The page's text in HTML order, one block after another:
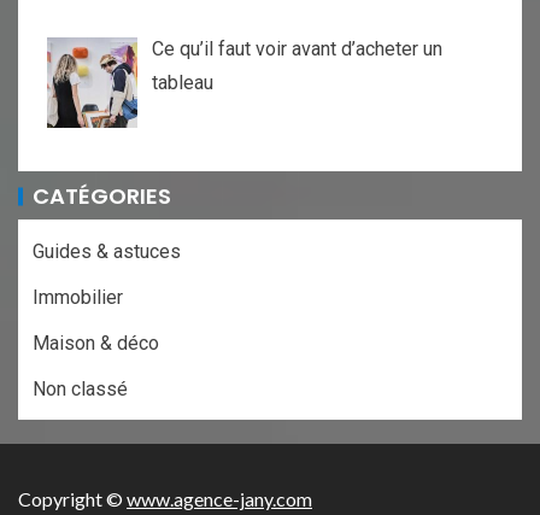
Ce qu’il faut voir avant d’acheter un
tableau
CATÉGORIES
Guides & astuces
Immobilier
Maison & déco
Non classé
Copyright © www.agence-jany.com